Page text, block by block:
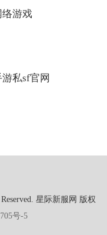
游戏
私sf官网
星际新服网 版权
号-5